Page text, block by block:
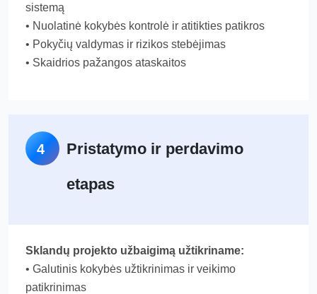
sistemą
• Nuolatinė kokybės kontrolė ir atitikties patikros
• Pokyčių valdymas ir rizikos stebėjimas
• Skaidrios pažangos ataskaitos
4
Pristatymo ir perdavimo
etapas
Sklandų projekto užbaigimą užtikriname:
• Galutinis kokybės užtikrinimas ir veikimo
patikrinimas